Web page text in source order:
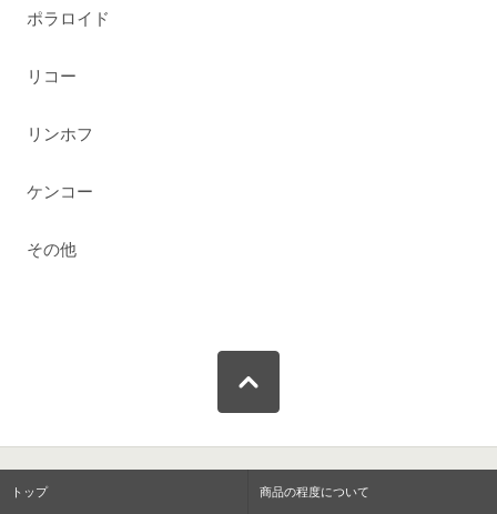
ポラロイド
リコー
リンホフ
ケンコー
その他
トップ 商品の程度について